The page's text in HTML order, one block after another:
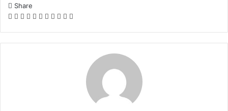
Share
Facebook
Twitter
LinkedIn
Pinterest
Reddit
Messenger
Messenger
WhatsApp
Telegram
Share